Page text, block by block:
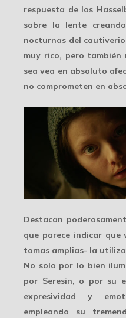
respuesta de los
sobre la lente creando
nocturnas del
muy rico, pero
sea vea en absoluto
no comprometen en
Destacan
que parece indicar que
tomas amplias- la
No solo por lo bien
por Seresin, o por su
expresividad y
empleando su